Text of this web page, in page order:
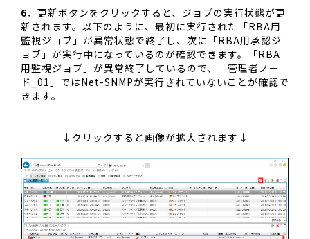
6． 更新ボタンをクリックすると、ジョブの実行状態が更
新されます。以下のように、最初に実行された「RBA用
監視ジョブ」が異常状態で終了し、次に「RBA用承認ジ
ョブ」が実行中になっているのが確認できます。「RBA
用監視ジョブ」が異常終了しているので、「管理者ノー
ド_01」ではNet-SNMPが実行されていないことが確認で
きます。
↓クリックすると画像が拡大されます↓